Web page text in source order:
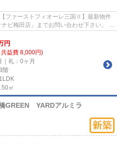
ファーストフィオーレ三国Ⅱ】最新物件
ビ梅田店」までお問い合わせ下さい。 南
円
益費 8,000円)
｜礼：0ヶ月
階
㎡
GREEN YARDアルミラ